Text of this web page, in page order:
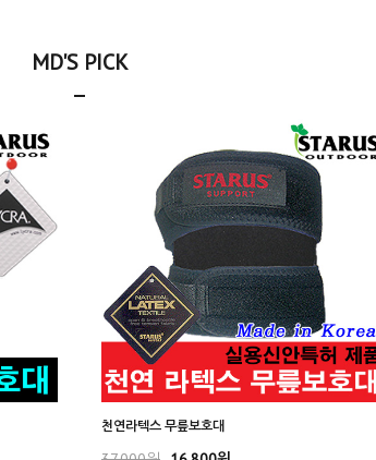
MD'S PICK
천연라텍스 무릎보호대